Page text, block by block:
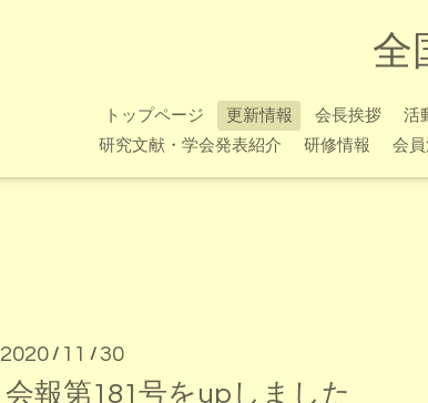
全
トップページ 更新情報 会長挨拶 活
研究文献・学会発表紹介
研修情報 会
2020 / 11 /30
会報第181号をupしました